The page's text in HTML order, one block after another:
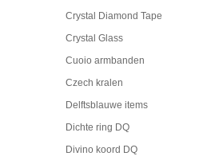
Crystal Diamond Tape
Crystal Glass
Cuoio armbanden
Czech kralen
Delftsblauwe items
Dichte ring DQ
Divino koord DQ